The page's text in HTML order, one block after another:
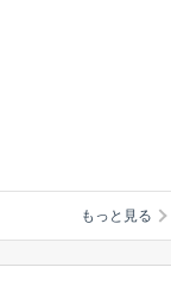
もっと見る